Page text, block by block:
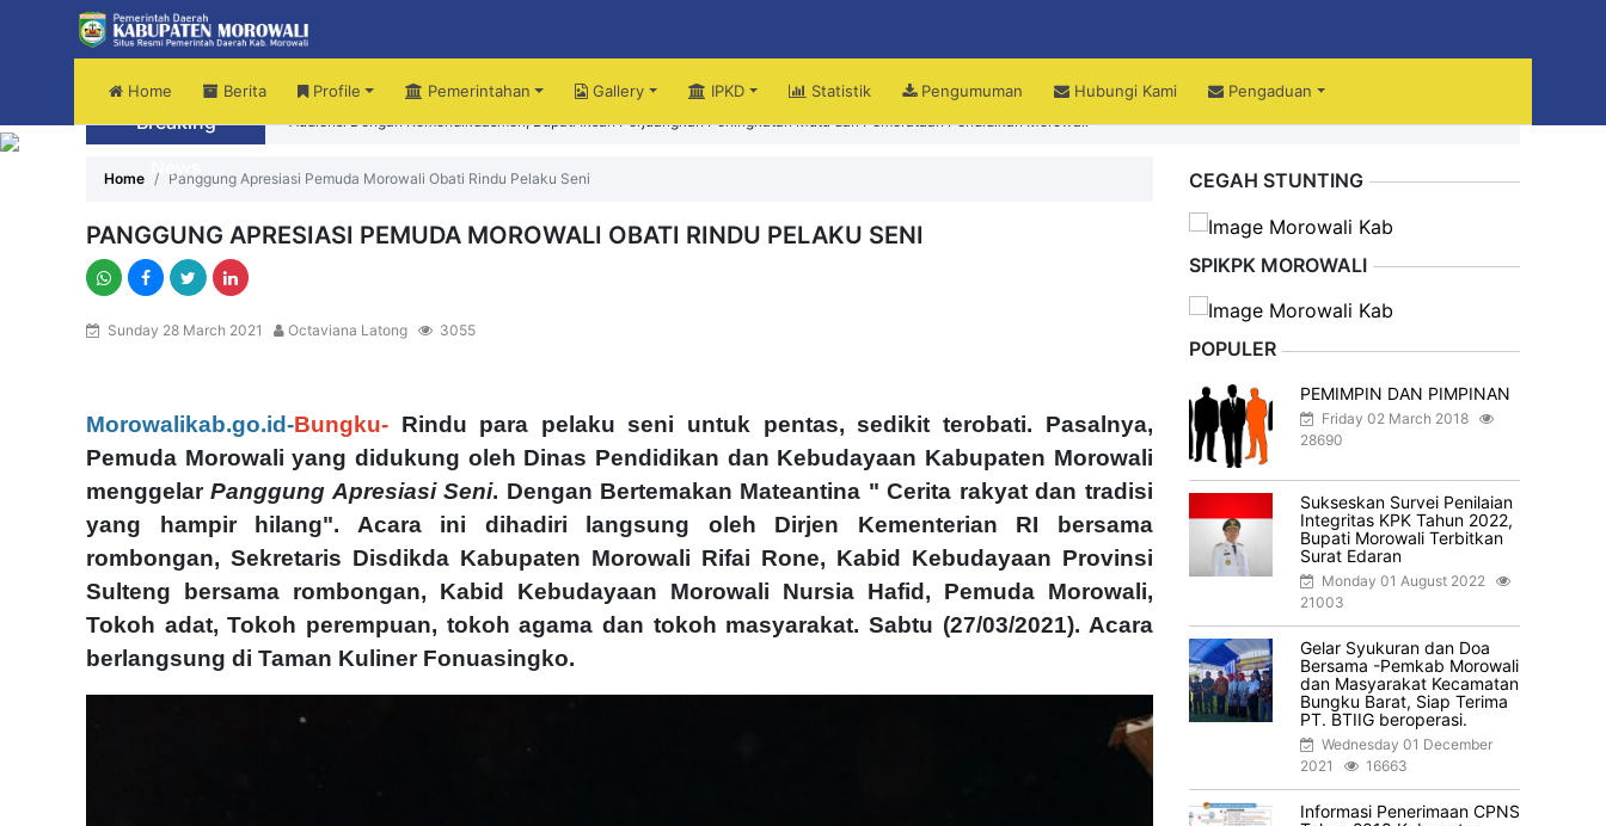
Home Berita Profile Pemerintahan Gallery IPKD Statistik Pengumuman Hubungi Kami Pengaduan
Breaking
News
Sekda Morowali Yusman Mahbub Hadiri Peringatan HUT ke-15 Kecamatan Bungku Timur
Audiensi Dengan Kemendikdasmen, Bupati Iksan Perjuangkan Peningkatan Mutu dan Pemerataan Pendidikan Morowali
Home Panggung Apresiasi Pemuda Morowali Obati Rindu Pelaku Seni
PANGGUNG APRESIASI PEMUDA MOROWALI OBATI RINDU PELAKU SENI
Sunday 28 March 2021 Octaviana Latong 3055
Morowalikab.go.id-Bungku- Rindu para pelaku seni untuk pentas, sedikit terobati. Pasalnya,
Pemuda Morowali yang didukung oleh Dinas Pendidikan dan Kebudayaan Kabupaten Morowali
menggelarPanggung Apresiasi Seni. Dengan Bertemakan Mateantina " Cerita rakyat dan tradisi
yang hampir hilang". Acara ini dihadiri langsung oleh Dirjen Kementerian RI bersama
rombongan, Sekretaris Disdikda Kabupaten Morowali Rifai Rone, Kabid Kebudayaan Provinsi
Sulteng bersama rombongan, Kabid Kebudayaan Morowali Nursia Hafid, Pemuda Morowali,
Tokoh adat, Tokoh perempuan, tokoh agama dan tokoh masyarakat. Sabtu (27/03/2021). Acara
berlangsung di Taman Kuliner Fonuasingko.
CEGAH STUNTING
SPIKPK MOROWALI
POPULER
PEMIMPIN DAN PIMPINAN
Friday 02 March 2018
28690
Sukseskan Survei Penilaian
Integritas KPK Tahun 2022,
Bupati Morowali Terbitkan
Surat Edaran
Monday 01 August 2022
21003
Gelar Syukuran dan Doa
Bersama -Pemkab Morowali
dan Masyarakat Kecamatan
Bungku Barat, Siap Terima
PT. BTIIG beroperasi.
Wednesday 01 December
2021
16663
Informasi Penerimaan CPNS